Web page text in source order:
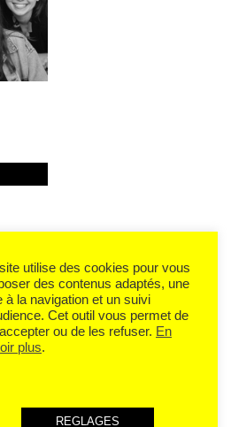
utilise des cookies pour vous
des contenus adaptés, une
à la navigation et un suivi
Cet outil vous permet de
ou de les refuser. En
plus.
REGLAGES